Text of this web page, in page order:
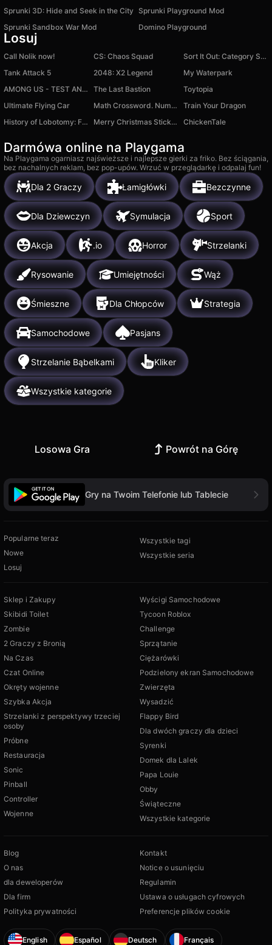
Sprunki 3D: Hide and Seek in the City Sprunki Playground Mod
Sprunki Sandbox War Mod
Domino Playground
Losuj
Call Nolik now! CS: Chaos Squad
Sort It Out: Category Sort
Tank Attack 5
2048: X2 Legend
My Waterpark
AMONG US - TEST AND MINI GAMES
The Last Bastion
Toytopia
Ultimate Flying Car
Math Crossword. Number Puzzle
Train Your Dragon
History of Lobotomy: Fire In The Hole
Merry Christmas Stickman ChickenTale
Darmówa online na Playgama
Na Playgama ogarniasz najświeższe i najlepsze gierki za friko. Bez ściągania,
bez nachalnych reklam, bez pop-upów. Wrzuć w przeglądarkę i odpalaj fun!
Dla 2 Graczy Łamigłówki Bezczynne
Dla Dziewczyn Symulacja Sport
Akcja .io Horror Strzelanki
Rysowanie Umiejętności Wąż
Śmieszne Dla Chłopców Strategia
Samochodowe Pasjans
Strzelanie Bąbelkami Kliker
Wszystkie kategorie
Losowa Gra Powrót na Górę
Gry na Twoim Telefonie lub Tablecie
Popularne teraz
Nowe
Losuj
Wszystkie tagi
Wszystkie seria
Sklep i Zakupy
Skibidi Toilet
Zombie
2 Graczy z Bronią
Na Czas
Czat Online
Okręty wojenne
Szybka Akcja
Strzelanki z perspektywy trzeciej
osoby
Próbne
Restauracja
Sonic
Pinball
Controller
Wojenne
Wyścigi Samochodowe
Tycoon Roblox
Challenge
Sprzątanie
Ciężarówki
Podzielony ekran Samochodowe
Zwierzęta
Wysadzić
Flappy Bird
Dla dwóch graczy dla dzieci
Syrenki
Domek dla Lalek
Papa Louie
Obby
Świąteczne
Wszystkie kategorie
Blog
O nas
dla deweloperów
Dla firm
Polityka prywatności
Kontakt
Notice o usunięciu
Regulamin
Ustawa o usługach cyfrowych
Preferencje plików cookie
English Español Deutsch Français